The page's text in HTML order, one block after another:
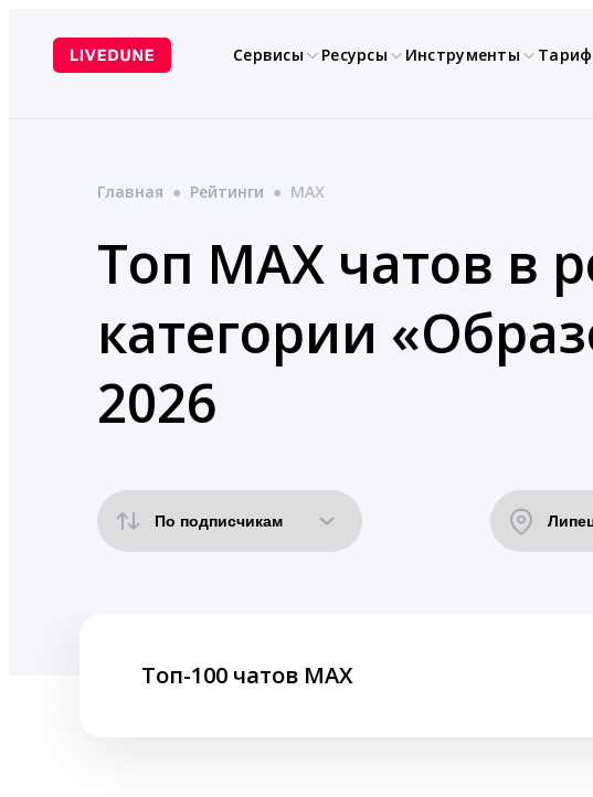
содержимому
Сервисы Ресурсы Инструменты
Главная ● Рейтинги ● MAX
Топ MAX чатов в
категории
2026
Топ-100 чатов MAX